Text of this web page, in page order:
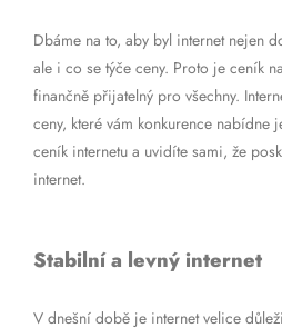
Dbáme na to, aby byl internet nejen
ale i co se týče ceny. Proto je ceník
finančně přijatelný pro všechny.
ceny, které vám konkurence nabídne
ceník internetu a uvidíte sami, že
internet.
Stabilní a levný internet
V dnešní době je internet velice